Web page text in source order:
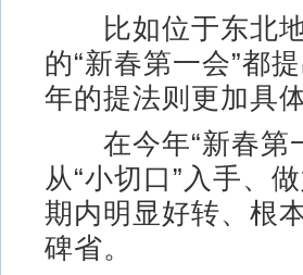
比如位于东北地
的“新春第一会”都
年的提法则更加具体
在今年“新春第
从“小切口”入手、
期内明显好转、根
碑省。